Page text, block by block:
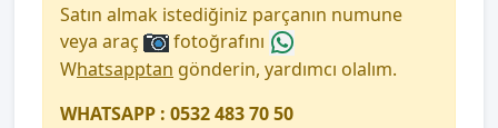
Satın almak istediğiniz parçanın numune
veya araç
fotoğrafını
Whatsapptan gönderin, yardımcı olalım.
WHATSAPP : 0532 483 70 50